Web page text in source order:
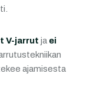
V-jarrut ja ei
ajamisesta